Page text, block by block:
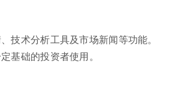
技术分析工具及市场新闻等功能。
基础的投资者使用。